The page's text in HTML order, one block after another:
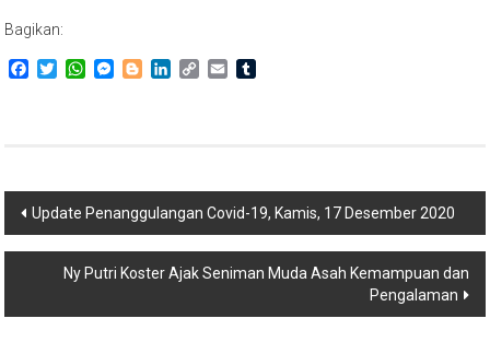
Bagikan:
Facebook
TwitterWhatsApp
Messenger
BloggerLinkedIn
Copy Email
Navigasi
pos
Update Penanggulangan Covid-19, Kamis, 17 Desember 2020
Ny Putri Koster Ajak Seniman Muda Asah Kemampuan dan
Pengalaman